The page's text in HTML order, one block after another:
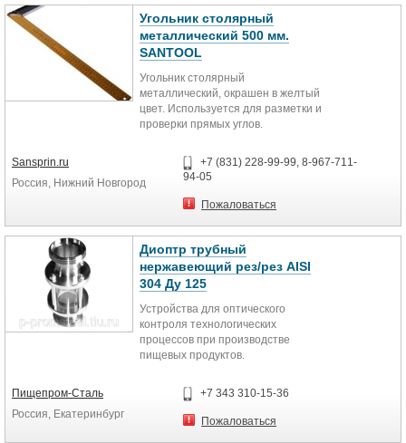
Угольник столярный
металлический 500 мм.
SANTOOL
Угольник столярный
металлический, окрашен в желтый
цвет. Используется для разметки и
проверки прямых углов.
Sansprin.ru
Россия, Нижний Новгород
+7 (831) 228-99-99, 8-967-711-
94-05
Пожаловаться
Диоптр трубный
нержавеющий рез/рез AISI
304 Ду 125
Устройства для оптического
контроля технологических
процессов при производстве
пищевых продуктов.
Пищепром-Сталь
Россия, Екатеринбург
+7 343 310-15-36
Пожаловаться